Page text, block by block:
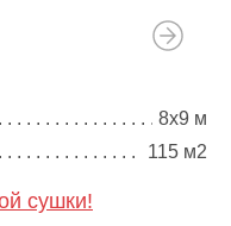
8х9 м
115 м2
сушки!